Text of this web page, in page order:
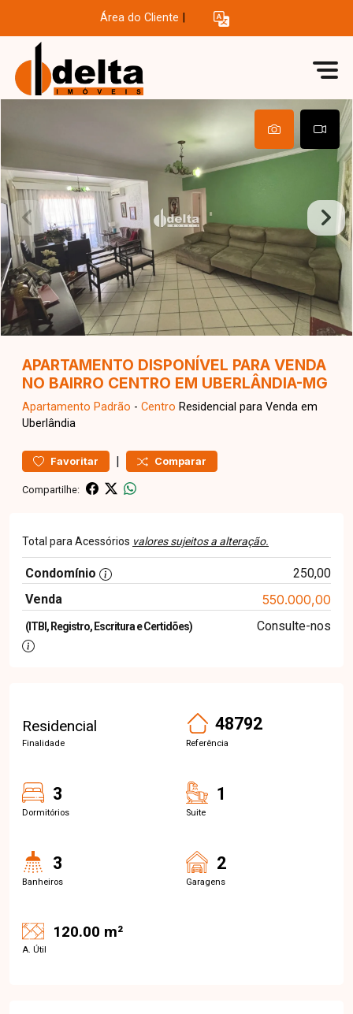
Área do Cliente
APARTAMENTO DISPONÍVEL PARA VENDA
NO BAIRRO CENTRO EM UBERLÂNDIA-MG
Apartamento Padrão - Centro Residencial para Venda em
Uberlândia
Favoritar | Comparar
Compartilhe:
Total para Acessórios valores sujeitos a alteração.
Condomínio
250,00
Venda
550.000,00
(ITBI, Registro, Escritura e Certidões) Consulte-nos
Residencial
Finalidade
48792
Referência
3
Dormitórios
1
Suite
3
Banheiros
2
Garagens
120.00 m²
A. Útil